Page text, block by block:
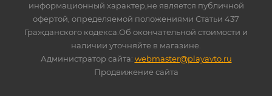
информационный характер,не является публичной
офертой, определяемой положениями Статьи 437
Гражданского кодекса.Об окончательной стоимости и
наличии уточняйте в магазине.
Администратор сайта: webmaster@playavto.ru
Продвижение сайта